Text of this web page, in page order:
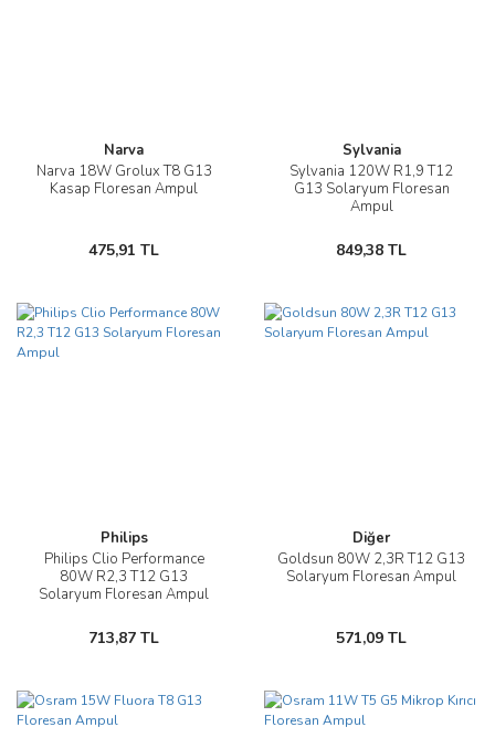
Narva
Narva 18W Grolux T8 G13
Kasap Floresan Ampul
475,91 TL
Sylvania
Sylvania 120W R1,9 T12
G13 Solaryum Floresan
Ampul
849,38 TL
Philips
Philips Clio Performance
80W R2,3 T12 G13
Solaryum Floresan Ampul
713,87 TL
Diğer
Goldsun 80W 2,3R T12 G13
Solaryum Floresan Ampul
571,09 TL